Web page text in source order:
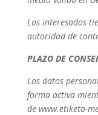
Los interesados
autoridad de
PLAZO DE
Los datos
forma activa
de www.etiketa-